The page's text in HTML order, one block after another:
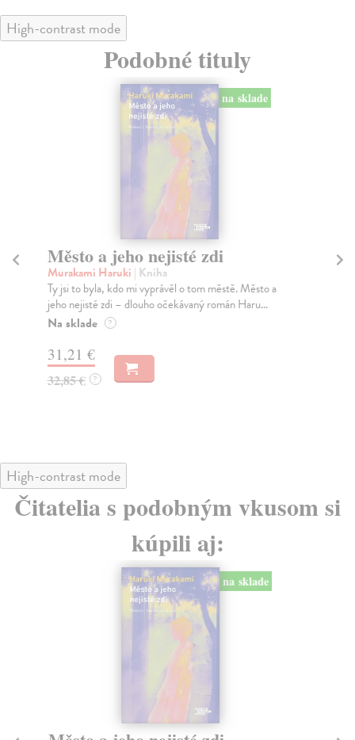
High-contrast mode
Podobné tituly
na sklade
Město a jeho nejisté zdi
Murakami Haruki | Kniha
Ty jsi to byla, kdo mi vyprávěl o tom městě. Město a
jeho nejisté zdi – dlouho očekávaný román Haru...
Na sklade ?
31,21 €
32,85 € ?
High-contrast mode
Čitatelia s podobným vkusom si
kúpili aj:
na sklade